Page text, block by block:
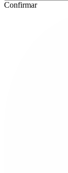
Confirmar